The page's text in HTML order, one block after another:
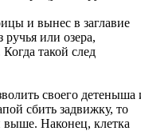
и вынес в заглавие
или озера,
такой след
своего детеныша
сбить задвижку, то
выше. Наконец, клетка